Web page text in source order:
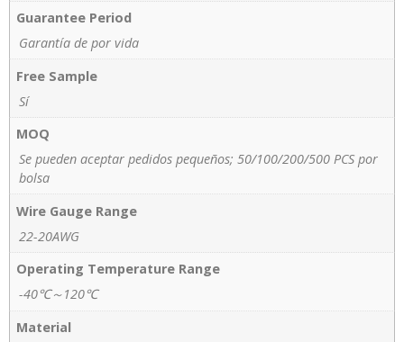
Guarantee Period
Garantía de por vida
Free Sample
Sí
MOQ
Se pueden aceptar pedidos pequeños; 50/100/200/500 PCS por
bolsa
Wire Gauge Range
22-20AWG
Operating Temperature Range
-40℃～120℃
Material